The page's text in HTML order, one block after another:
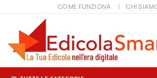
COME FUNZIONA CHI